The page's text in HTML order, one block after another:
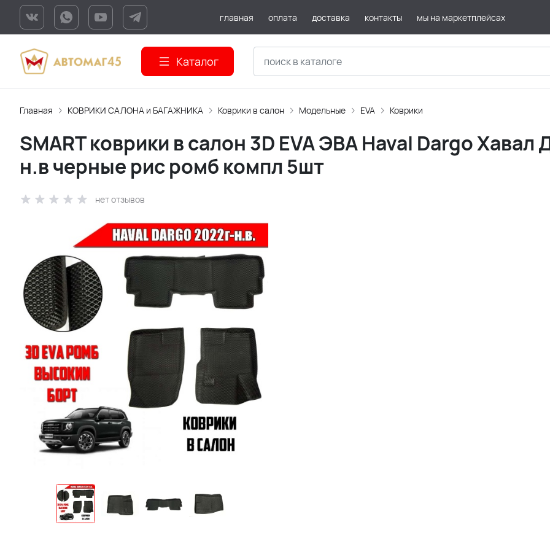
главная оплата доставка контакты мы на маркетплейсах
Каталог
Главная КОВРИКИ САЛОНА и БАГАЖНИКА Коврики в салон Модельные EVA Коврики
SMART коврики в салон 3D EVA ЭВА Haval Dargo Хавал
н.в черные рис ромб компл 5шт
нет отзывов